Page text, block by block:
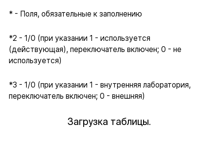
* - Поля, обязательные к заполнению
*2 - 1/0 (при указании 1 - используется
(действующая), переключатель включен; 0 - не
используется)
*3 - 1/0 (при указании 1 - внутренняя лаборатория,
переключатель включен; 0 - внешняя)
Загрузка таблицы.